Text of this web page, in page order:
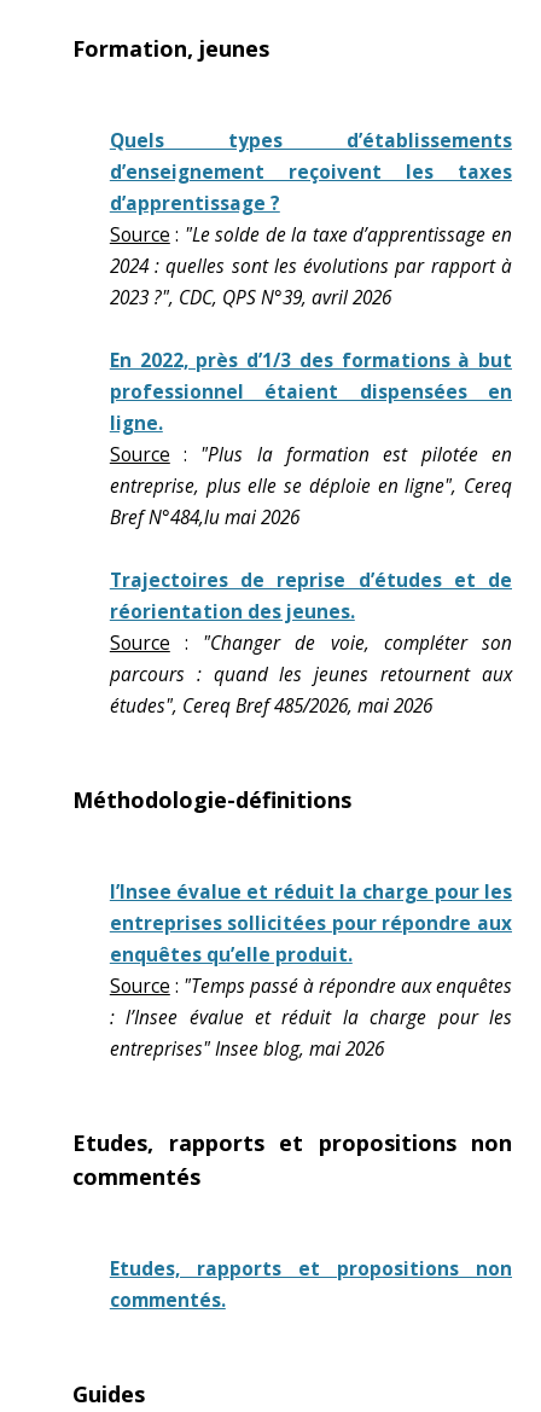
Formation, jeunes
Quels types d’établissements
d’enseignement reçoivent les taxes
d’apprentissage ?
Source : "Le solde de la taxe d’apprentissage en
2024 : quelles sont les évolutions par rapport à
2023 ?", CDC, QPS N°39, avril 2026
En 2022, près d’1/3 des formations à but
professionnel étaient dispensées en
ligne.
Source : "Plus la formation est pilotée en
entreprise, plus elle se déploie en ligne", Cereq
Bref N°484,lu mai 2026
Trajectoires de reprise d’études et de
réorientation des jeunes.
Source : "Changer de voie, compléter son
parcours : quand les jeunes retournent aux
études", Cereq Bref 485/2026, mai 2026
Méthodologie-définitions
l’Insee évalue et réduit la charge pour les
entreprises sollicitées pour répondre aux
enquêtes qu’elle produit.
Source : "Temps passé à répondre aux enquêtes
: l’Insee évalue et réduit la charge pour les
entreprises" Insee blog, mai 2026
Etudes, rapports et propositions non
commentés
Etudes, rapports et propositions non
commentés.
Guides